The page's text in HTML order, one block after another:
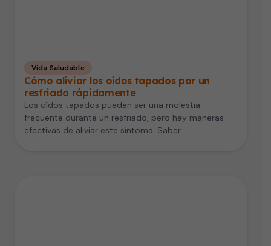
Vida Saludable
Cómo aliviar los oídos tapados por un
resfriado rápidamente
Los oídos tapados pueden ser una molestia
frecuente durante un resfriado, pero hay maneras
efectivas de aliviar este síntoma. Saber…